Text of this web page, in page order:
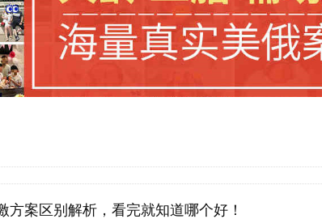
方案区别解析，看完就知道哪个好！